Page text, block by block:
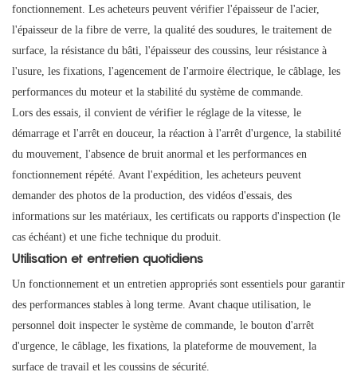
fonctionnement. Les acheteurs peuvent vérifier l'épaisseur de l'acier,
l'épaisseur de la fibre de verre, la qualité des soudures, le traitement de
surface, la résistance du bâti, l'épaisseur des coussins, leur résistance à
l'usure, les fixations, l'agencement de l'armoire électrique, le câblage, les
performances du moteur et la stabilité du système de commande.
Lors des essais, il convient de vérifier le réglage de la vitesse, le
démarrage et l'arrêt en douceur, la réaction à l'arrêt d'urgence, la stabilité
du mouvement, l'absence de bruit anormal et les performances en
fonctionnement répété. Avant l'expédition, les acheteurs peuvent
demander des photos de la production, des vidéos d'essais, des
informations sur les matériaux, les certificats ou rapports d'inspection (le
cas échéant) et une fiche technique du produit.
Utilisation et entretien quotidiens
Un fonctionnement et un entretien appropriés sont essentiels pour garantir
des performances stables à long terme. Avant chaque utilisation, le
personnel doit inspecter le système de commande, le bouton d'arrêt
d'urgence, le câblage, les fixations, la plateforme de mouvement, la
surface de travail et les coussins de sécurité.